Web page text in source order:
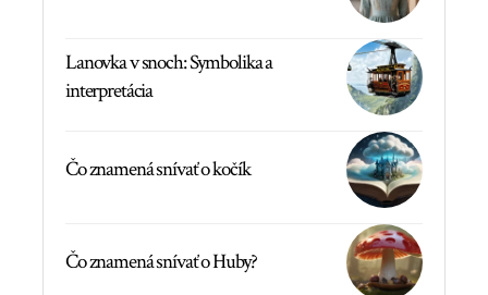
Lanovka v snoch: Symbolika a
interpretácia
Čo znamená snívať o kočík
Čo znamená snívať o Huby?